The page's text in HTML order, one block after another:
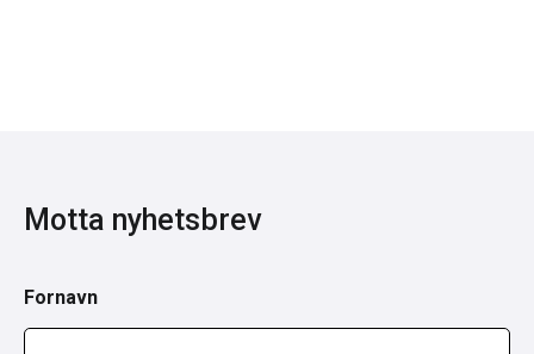
Motta nyhetsbrev
Fornavn